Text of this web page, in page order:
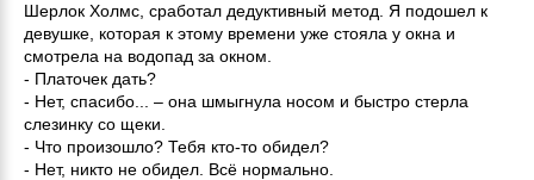
Шерлок Холмс, сработал дедуктивный метод. Я подошел к
девушке, которая к этому времени уже стояла у окна и
смотрела на водопад за окном.
- Платочек дать?
- Нет, спасибо... – она шмыгнула носом и быстро стерла
слезинку со щеки.
- Что произошло? Тебя кто-то обидел?
- Нет, никто не обидел. Всё нормально.